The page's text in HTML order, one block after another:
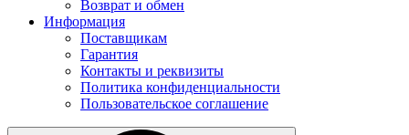
Возврат и обмен
Информация
Поставщикам
Гарантия
Контакты и реквизиты
Политика конфиденциальности
Пользовательское соглашение